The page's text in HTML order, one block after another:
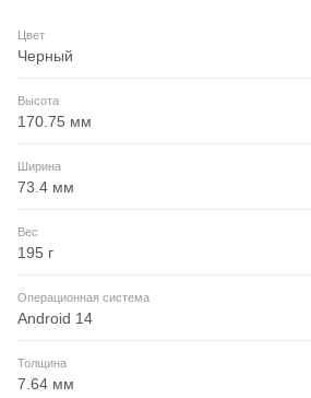
Цвет
Черный
Высота
170.75 мм
Ширина
73.4 мм
Вес
195 г
Операционная система
Android 14
Толщина
7.64 мм